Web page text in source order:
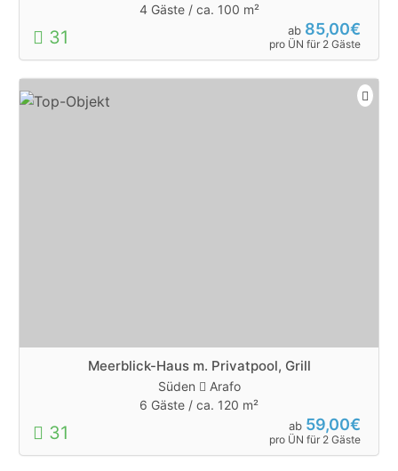
4 Gäste / ca. 100 m²
31 ab 85,00€
pro ÜN für 2 Gäste
Meerblick-Haus m. Privatpool, Grill
Süden
Arafo
6 Gäste / ca. 120 m²
31 ab 59,00€
pro ÜN für 2 Gäste